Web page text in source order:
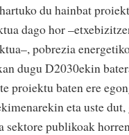
du hainbat
dago hor
pobrezia
dugu D2030ekin
proiektu baten ere
eta ustedut,
sektore publikoak horren